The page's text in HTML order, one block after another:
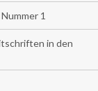
1
in den